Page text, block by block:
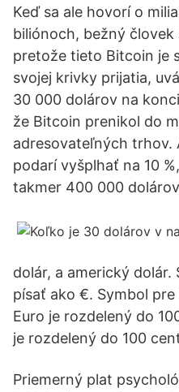
Keď sa ale hovorí o
biliónoch, bežný človek
pretože tieto Bitcoin je
svojej krivky prijatia,
30 000 dolárov na
že Bitcoin prenikol do
adresovateľných trhov.
podarí vyšplhať na 10
takmer 400 000
dolár, a americký dolár.
písať ako €. Symbol
Euro je rozdelený do
je rozdelený do 100
Priemerný plat